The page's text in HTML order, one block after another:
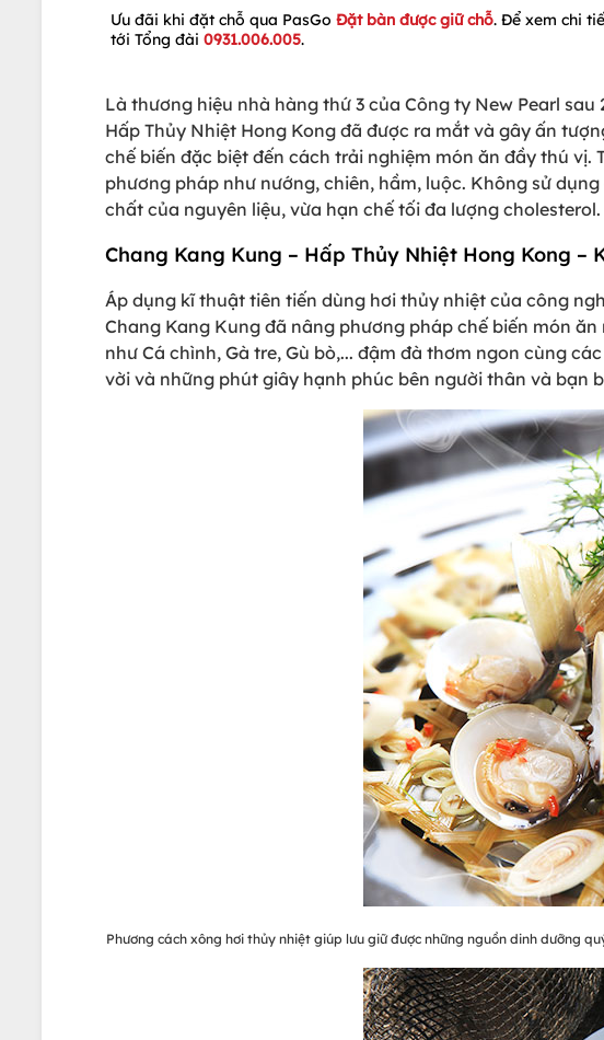
Ưu đãi khi đặt chỗ qua PasGo Đặt bàn được giữ chỗ. Để xem chi
tới Tổng đài 0931.006.005.
Là thương hiệu nhà hàng thứ 3 của Công ty New Pearl
Hấp Thủy Nhiệt Hong Kong đã được ra mắt và gây ấn
chế biến đặc biệt đến cách trải nghiệm món ăn đầy thú
phương pháp như nướng, chiên, hầm, luộc. Không sử
chất của nguyên liệu, vừa hạn chế tối đa lượng cholesterol.
Chang Kang Kung – Hấp Thủy Nhiệt Hong Kong –
Áp dụng kĩ thuật tiên tiến dùng hơi thủy nhiệt của công
Chang Kang Kung đã nâng phương pháp chế biến món
như Cá chình, Gà tre, Gù bò,... đậm đà thơm ngon cùng
vời và những phút giây hạnh phúc bên người thân và bạn
Phương cách xông hơi thủy nhiệt giúp lưu giữ được những nguồn dinh dưỡng